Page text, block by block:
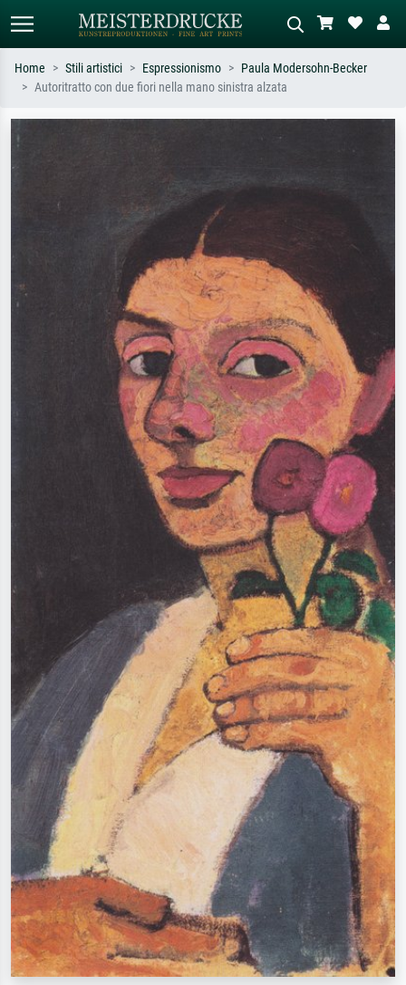
Descrivi la scena – es. prato verde,
astratto con molto rosso, dipinto a
albero.
Home Stili artistici Espressionismo
Paula Modersohn-Becker
Autoritratto con due fiori nella mano sinistra alzata